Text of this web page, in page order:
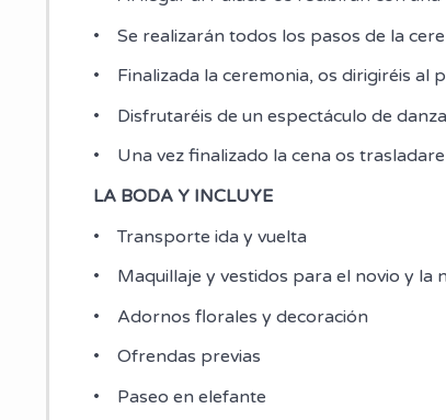
• Se realizarán todos los pasos de la
• Finalizada la ceremonia, os dirigiréis al
• Disfrutaréis de un espectáculo de
• Una vez finalizado la cena os
LA BODA Y INCLUYE
• Transporte ida y vuelta
• Maquillaje y vestidos para el novio y la
• Adornos florales y decoración
• Ofrendas previas
• Paseo en elefante